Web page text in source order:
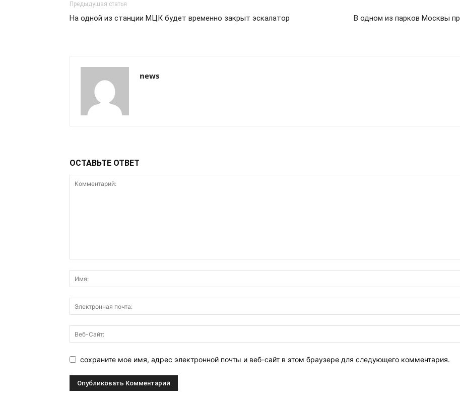
Предыдущая статья
На одной из станции МЦК будет временно закрыт эскалатор
В одном из парков Москвы
news
ОСТАВЬТЕ ОТВЕТ
сохраните мое имя, адрес электронной почты и веб-сайт в этом браузере для следующего комментария.